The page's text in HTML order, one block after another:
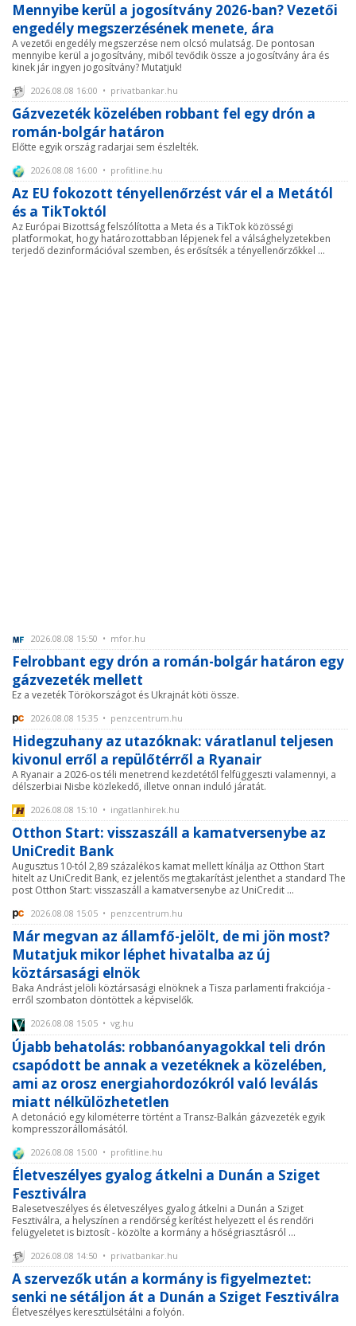
Mennyibe kerül a jogosítvány 2026-ban? Vezetői
engedély megszerzésének menete, ára
A vezetői engedély megszerzése nem olcsó mulatság. De pontosan
mennyibe kerül a jogosítvány, miből tevődik össze a jogosítvány ára és
kinek jár ingyen jogosítvány? Mutatjuk!
2026.08.08 16:00 • privatbankar.hu
Gázvezeték közelében robbant fel egy drón a
román-bolgár határon
Előtte egyik ország radarjai sem észlelték.
2026.08.08 16:00 • profitline.hu
Az EU fokozott tényellenőrzést vár el a Metától
és a TikToktól
Az Európai Bizottság felszólította a Meta és a TikTok közösségi
platformokat, hogy határozottabban lépjenek fel a válsághelyzetekben
terjedő dezinformációval szemben, és erősítsék a tényellenőrzőkkel ...
2026.08.08 15:50 • mfor.hu
Felrobbant egy drón a román-bolgár határon egy
gázvezeték mellett
Ez a vezeték Törökországot és Ukrajnát köti össze.
2026.08.08 15:35 • penzcentrum.hu
Hidegzuhany az utazóknak: váratlanul teljesen
kivonul erről a repülőtérről a Ryanair
A Ryanair a 2026-os téli menetrend kezdetétől felfüggeszti valamennyi, a
délszerbiai Nisbe közlekedő, illetve onnan induló járatát.
2026.08.08 15:10 • ingatlanhirek.hu
Otthon Start: visszaszáll a kamatversenybe az
UniCredit Bank
Augusztus 10-tól 2,89 százalékos kamat mellett kínálja az Otthon Start
hitelt az UniCredit Bank, ez jelentős megtakarítást jelenthet a standard The
post Otthon Start: visszaszáll a kamatversenybe az UniCredit ...
2026.08.08 15:05 • penzcentrum.hu
Már megvan az államfő-jelölt, de mi jön most?
Mutatjuk mikor léphet hivatalba az új
köztársasági elnök
Baka Andrást jelöli köztársasági elnöknek a Tisza parlamenti frakciója -
erről szombaton döntöttek a képviselők.
2026.08.08 15:05 • vg.hu
Újabb behatolás: robbanóanyagokkal teli drón
csapódott be annak a vezetéknek a közelében,
ami az orosz energiahordozókról való leválás
miatt nélkülözhetetlen
A detonáció egy kilométerre történt a Transz-Balkán gázvezeték egyik
kompresszorállomásától.
2026.08.08 15:00 • profitline.hu
Életveszélyes gyalog átkelni a Dunán a Sziget
Fesztiválra
Balesetveszélyes és életveszélyes gyalog átkelni a Dunán a Sziget
Fesztiválra, a helyszínen a rendőrség kerítést helyezett el és rendőri
felügyeletet is biztosít - közölte a kormány a hőségriasztásról ...
2026.08.08 14:50 • privatbankar.hu
A szervezők után a kormány is figyelmeztet:
senki ne sétáljon át a Dunán a Sziget Fesztiválra
Életveszélyes keresztülsétálni a folyón.